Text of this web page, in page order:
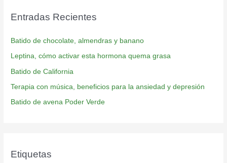
Entradas Recientes
Batido de chocolate, almendras y banano
Leptina, cómo activar esta hormona quema grasa
Batido de California
Terapia con música, beneficios para la ansiedad y depresión
Batido de avena Poder Verde
Etiquetas